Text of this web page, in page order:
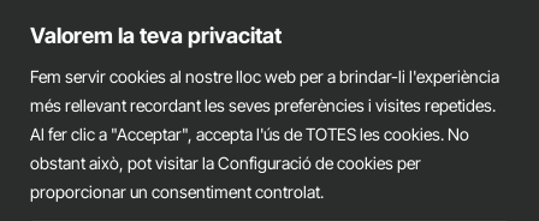
Valorem la teva privacitat
Fem servir cookies al nostre lloc web per a brindar-li l'experiència
més rellevant recordant les seves preferències i visites repetides.
Al fer clic a "Acceptar", accepta l'ús de TOTES les cookies. No
obstant això, pot visitar la Configuració de cookies per
proporcionar un consentiment controlat.
FORTS
GERARD ESTEVA © 2026. TOTS ELS DRETS RESERVATS
Avís legalPolítica de privacitatPolítica de cookies